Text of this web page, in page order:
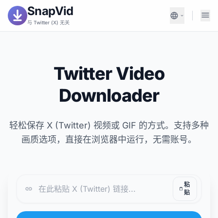
SnapVid
与 Twitter (X) 无关
Twitter Video
Downloader
轻松保存 X (Twitter) 视频或 GIF 的方式。支持多种
画质选项，直接在浏览器中运行，无需账号。
粘
贴